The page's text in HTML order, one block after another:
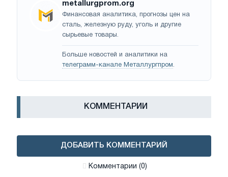
metallurgprom.org
Финансовая аналитика, прогнозы цен на
сталь, железную руду, уголь и другие
сырьевые товары.
Больше новостей и аналитики на
телеграмм-канале Металлургпром.
КОММЕНТАРИИ
ДОБАВИТЬ КОММЕНТАРИЙ
Комментарии (0)